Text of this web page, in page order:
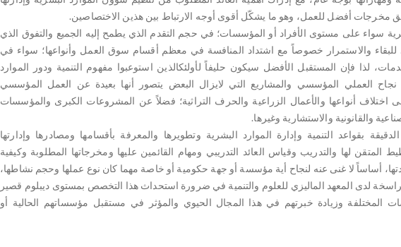
مخرجات أفضل للعمل، وهو ما يشكّل أقوى أوجه الارتباط بين هذين الاختصاصين.
سواء على مستوى الأفراد أو المؤسسات؛ في حجم التقدم الذي يطمح إليه الجميع والتفوق الذي
والاستمرار خصوصاً مع اشتداد المنافسة في معظم أقسام سوق العمل وأنواعها؛ سواء في
لذا فإن المستقبل الأفضل سيكون حليفاً لأولئكالذين استوعبوا مفهوم التنمية ودور الموارد
نجاح العملي المؤسسي والمشاريع التي لايزال البعض يتصور أنها بعيدة عن العمل المؤسسي
اختلاف أنواعها والأعمال الزراعية والحرف التراثية؛ فضلاً عن المشروعات الكبرى والمؤسسات
والقانونية والاستشارية وغيرها.
بقواعد التنمية وإدارة الموارد البشرية وتطويرها والمعرفة بأقسامها ومصادرها وإدارتها
المتقن لها والتدريب وقياس العائد التدريبي ومهام القائمين عليها ومخرجاتها المطلوبة وكيفية
أساساً لا غنى عنه لنجاح أية مؤسسة أو جهة حكومية أو خاصة مهما كان نوع عملها وحجم نشاطها،
لدى المعهد الماليزي للعلوم والتنمية في ضرورة استحداث هذا التخصص بمستوى ديبلوم قصير
المختلفة وزيادة خبرتهم في هذا المجال الحيوي والمؤثر في مستقبل مؤسساتهم الحالية أو